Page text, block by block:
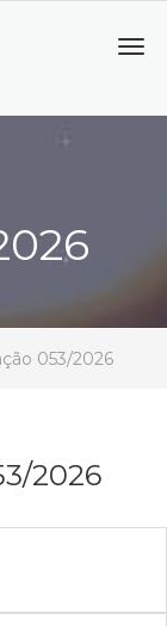
053/2026
2026